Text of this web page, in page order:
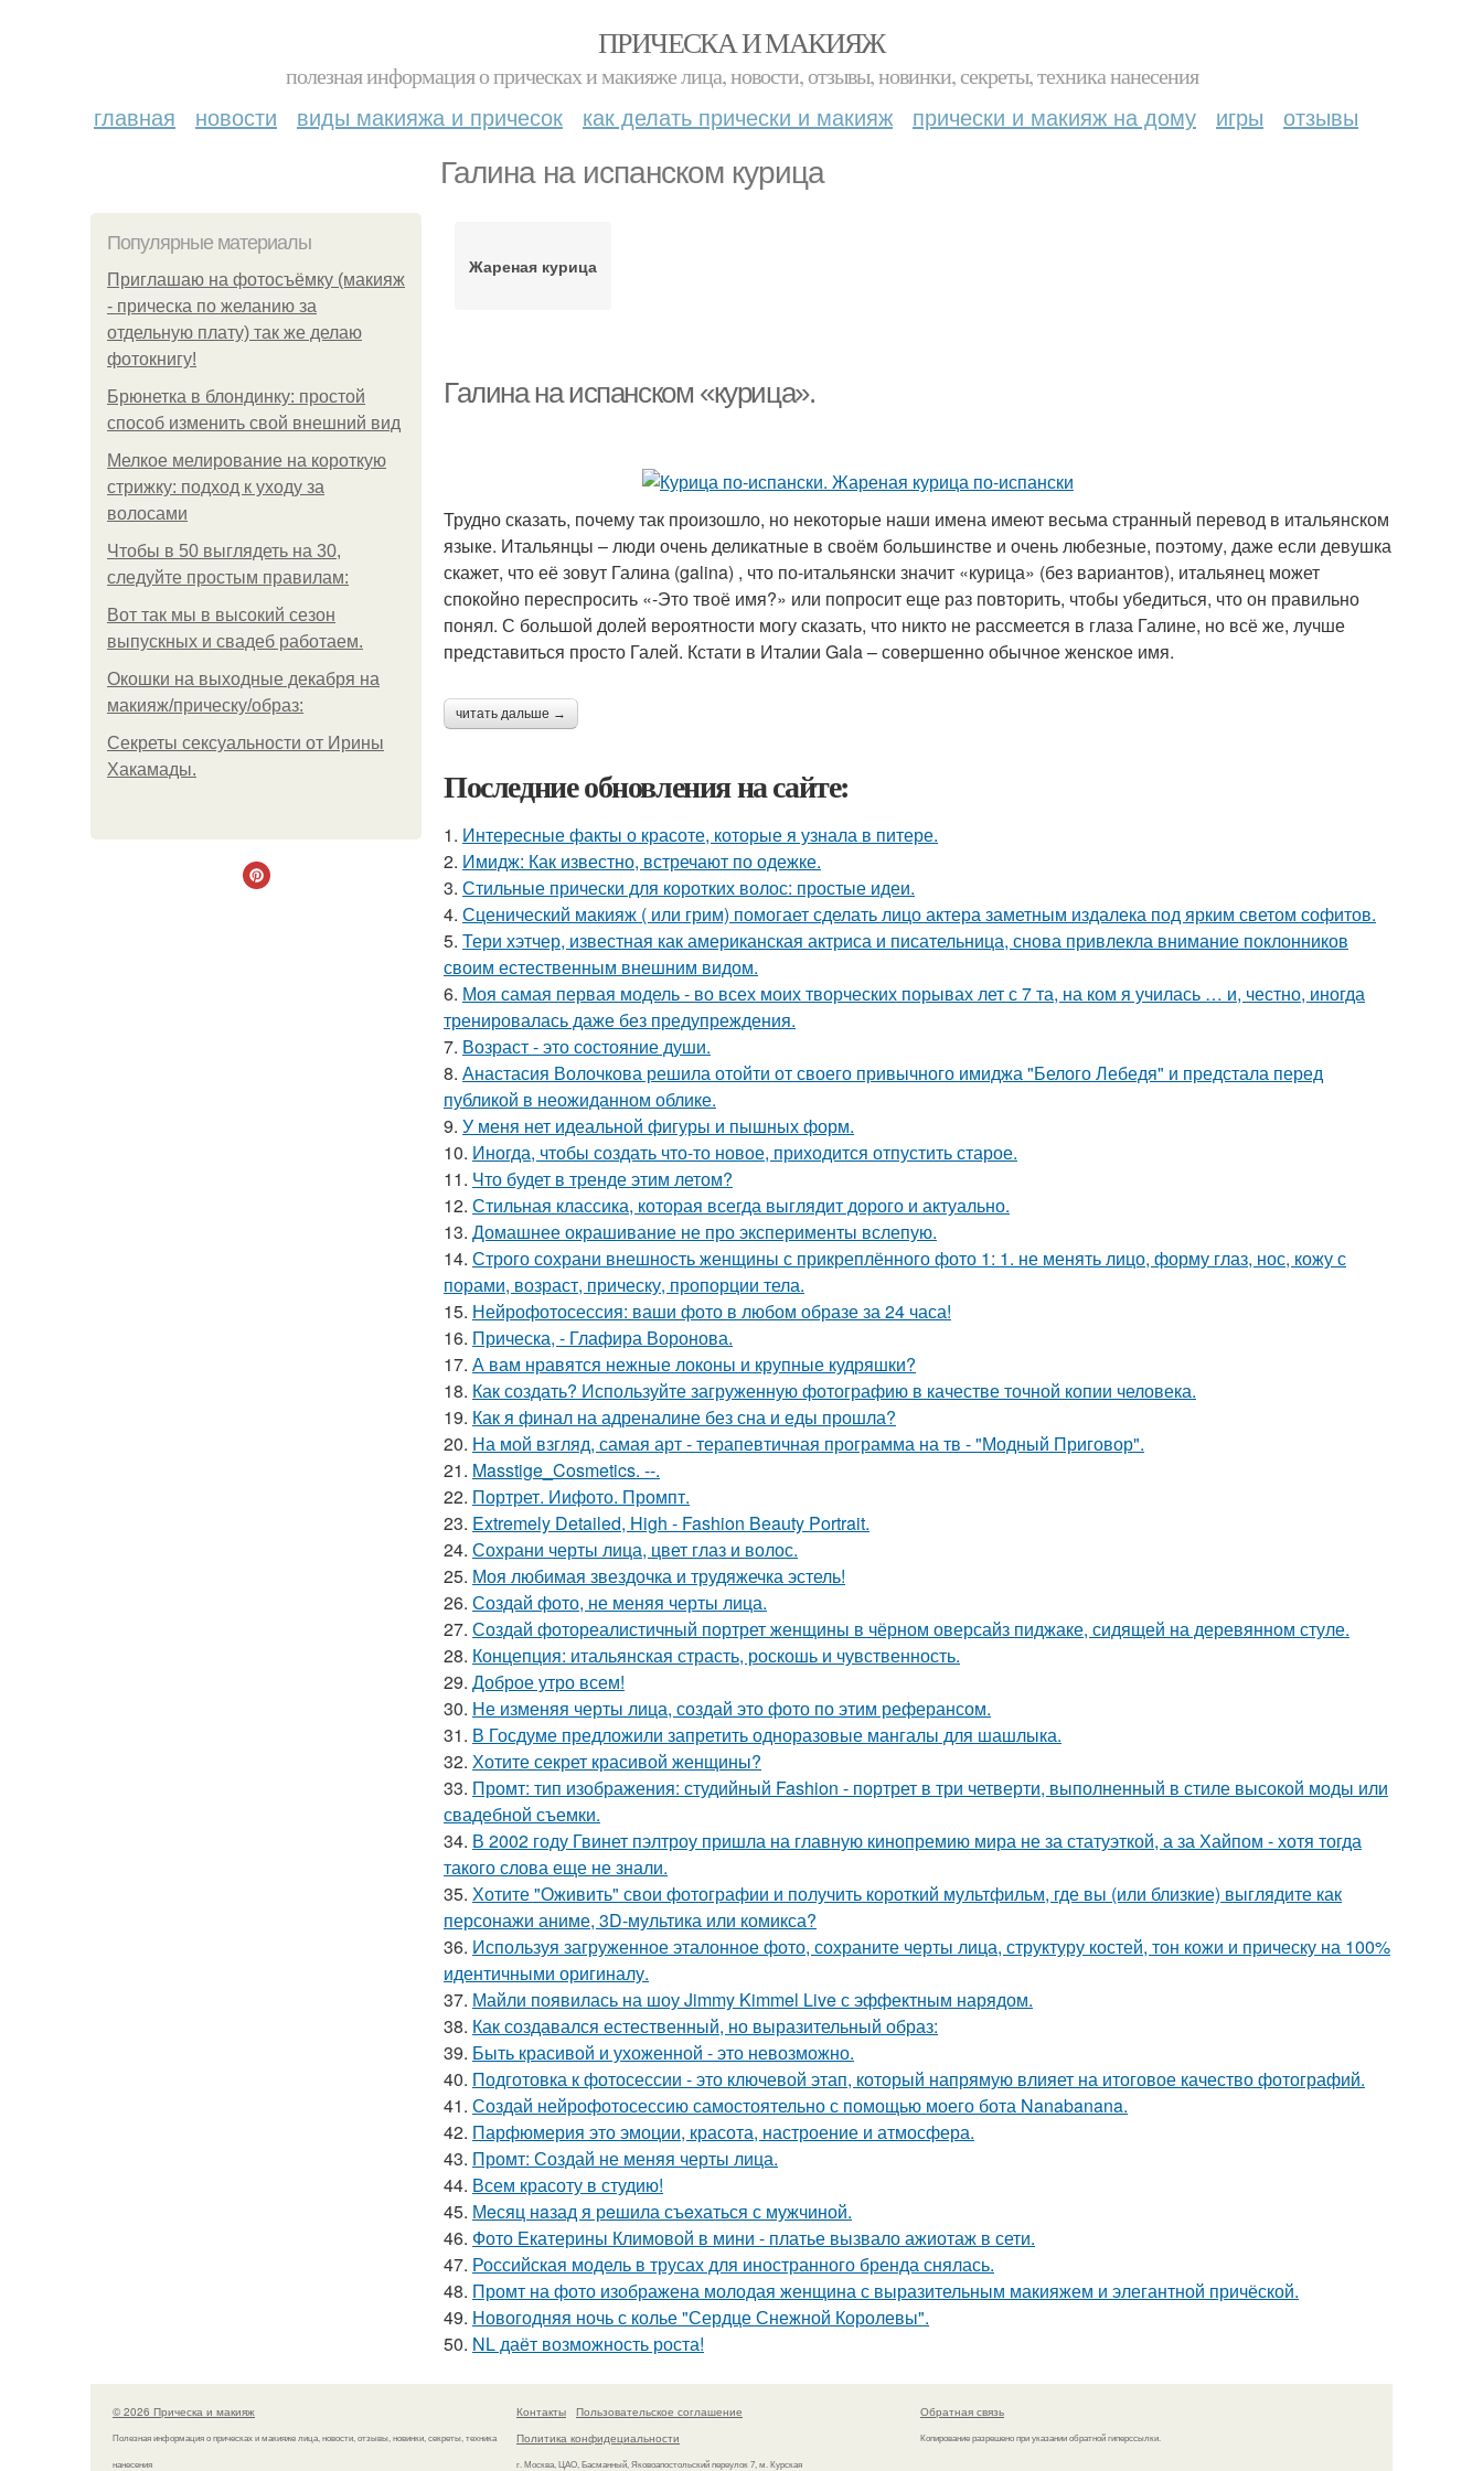
ПРИЧЕСКА И МАКИЯЖ
полезная информация о прическах и макияже лица, новости, отзывы, новинки, секреты, техника нанесения
главная новости виды макияжа и причесок как делать прически и макияж прически и макияж на дому игры отзывы
Галина на испанском курица
Популярные материалы
Приглашаю на фотосъёмку (макияж
- прическа по желанию за
отдельную плату) так же делаю
фотокнигу!
Брюнетка в блондинку: простой
способ изменить свой внешний вид
Мелкое мелирование на короткую
стрижку: подход к уходу за
волосами
Чтобы в 50 выглядеть на 30,
следуйте простым правилам:
Вот так мы в высокий сезон
выпускных и свадеб работаем.
Окошки на выходные декабря на
макияж/прическу/образ:
Секреты сексуальности от Ирины
Хакамады.
Жареная курица
Галина на испанском «курица».
Трудно сказать, почему так произошло, но некоторые наши имена имеют весьма странный перевод в итальянском
языке. Итальянцы – люди очень деликатные в своём большинстве и очень любезные, поэтому, даже если девушка
скажет, что её зовут Галина (galina) , что по-итальянски значит «курица» (без вариантов), итальянец может
спокойно переспросить «-Это твоё имя?» или попросит еще раз повторить, чтобы убедиться, что он правильно
понял. С большой долей вероятности могу сказать, что никто не рассмеется в глаза Галине, но всё же, лучше
представиться просто Галей. Кстати в Италии Gala – совершенно обычное женское имя.
читать дальше →
Последние обновления на сайте:
1. Интересные факты о красоте, которые я узнала в питере.
2. Имидж: Как известно, встречают по одежке.
3. Стильные прически для коротких волос: простые идеи.
4. Сценический макияж ( или грим) помогает сделать лицо актера заметным издалека под ярким светом софитов.
5. Тери хэтчер, известная как американская актриса и писательница, снова привлекла внимание поклонников
своим естественным внешним видом.
6. Моя самая первая модель - во всех моих творческих порывах лет с 7 та, на ком я училась … и, честно, иногда
тренировалась даже без предупреждения.
7. Возраст - это состояние души.
8. Анастасия Волочкова решила отойти от своего привычного имиджа "Белого Лебедя" и предстала перед
публикой в неожиданном облике.
9. У меня нет идеальной фигуры и пышных форм.
10. Иногда, чтобы создать что-то новое, приходится отпустить старое.
11. Что будет в тренде этим летом?
12. Стильная классика, которая всегда выглядит дорого и актуально.
13. Домашнее окрашивание не про эксперименты вслепую.
14. Строго сохрани внешность женщины с прикреплённого фото 1: 1. не менять лицо, форму глаз, нос, кожу с
порами, возраст, прическу, пропорции тела.
15. Нейрофотосессия: ваши фото в любом образе за 24 часа!
16. Прическа, - Глафира Воронова.
17. А вам нравятся нежные локоны и крупные кудряшки?
18. Как создать? Используйте загруженную фотографию в качестве точной копии человека.
19. Как я финал на адреналине без сна и еды прошла?
20. На мой взгляд, самая арт - терапевтичная программа на тв - "Модный Приговор".
21. Masstige_Cosmetics. --.
22. Портрет. Иифото. Промпт.
23. Extremely Detailed, High - Fashion Beauty Portrait.
24. Сохрани черты лица, цвет глаз и волос.
25. Моя любимая звездочка и трудяжечка эстель!
26. Создай фото, не меняя черты лица.
27. Создай фотореалистичный портрет женщины в чёрном оверсайз пиджаке, сидящей на деревянном стуле.
28. Концепция: итальянская страсть, роскошь и чувственность.
29. Доброе утро всем!
30. Не изменяя черты лица, создай это фото по этим реферансом.
31. В Госдуме предложили запретить одноразовые мангалы для шашлыка.
32. Хотите секрет красивой женщины?
33. Промт: тип изображения: студийный Fashion - портрет в три четверти, выполненный в стиле высокой моды или
свадебной съемки.
34. В 2002 году Гвинет пэлтроу пришла на главную кинопремию мира не за статуэткой, а за Хайпом - хотя тогда
такого слова еще не знали.
35. Хотите "Оживить" свои фотографии и получить короткий мультфильм, где вы (или близкие) выглядите как
персонажи аниме, 3D-мультика или комикса?
36. Используя загруженное эталонное фото, сохраните черты лица, структуру костей, тон кожи и прическу на 100%
идентичными оригиналу.
37. Майли появилась на шоу Jimmy Kimmel Live с эффектным нарядом.
38. Как создавался естественный, но выразительный образ:
39. Быть красивой и ухоженной - это невозможно.
40. Подготовка к фотосессии - это ключевой этап, который напрямую влияет на итоговое качество фотографий.
41. Создай нейрофотосессию самостоятельно с помощью моего бота Nanabanana.
42. Парфюмерия это эмоции, красота, настроение и атмосфера.
43. Промт: Создай не меняя черты лица.
44. Всем красоту в студию!
45. Мeсяц нaзад я рeшила съeхаться с мужчиной.
46. Фото Екатерины Климовой в мини - платье вызвало ажиотаж в сети.
47. Российская модель в трусах для иностранного бренда снялась.
48. Промт на фото изображена молодая женщина с выразительным макияжем и элегантной причёской.
49. Новогодняя ночь с колье "Сердце Снежной Королевы".
50. NL даёт возможность роста!
© 2026 Прическа и макияж
Полезная информация о прическах и макияже лица, новости, отзывы, новинки, секреты, техника
нанесения
Контакты
Пользовательское соглашение
Политика конфидециальности
г. Москва, ЦАО, Басманный, Яковоапостольский переулок 7, м. Курская
Обратная связь
Копирование разрешено при указании обратной гиперссылки.